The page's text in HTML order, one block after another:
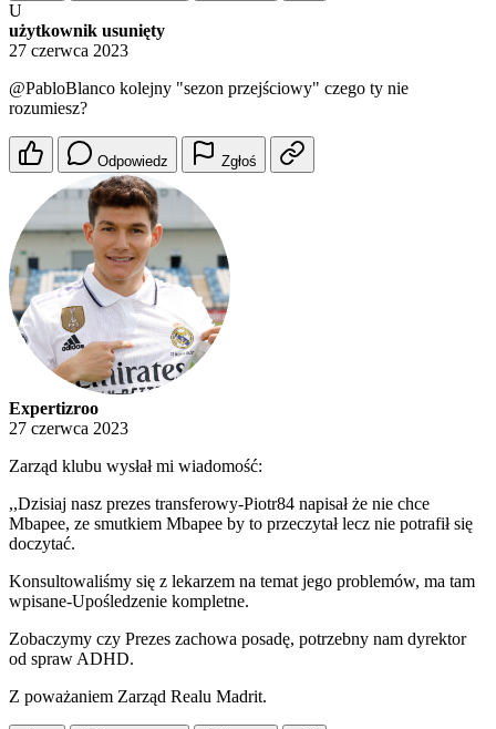
U
użytkownik usunięty
27 czerwca 2023
@PabloBlanco kolejny "sezon przejściowy" czego ty nie
rozumiesz?
Odpowiedz Zgłoś
Expertizroo
27 czerwca 2023
Zarząd klubu wysłał mi wiadomość:
,,Dzisiaj nasz prezes transferowy-Piotr84 napisał że nie chce
Mbapee, ze smutkiem Mbapee by to przeczytał lecz nie potrafił się
doczytać.
Konsultowaliśmy się z lekarzem na temat jego problemów, ma tam
wpisane-Upośledzenie kompletne.
Zobaczymy czy Prezes zachowa posadę, potrzebny nam dyrektor
od spraw ADHD.
Z poważaniem Zarząd Realu Madrit.